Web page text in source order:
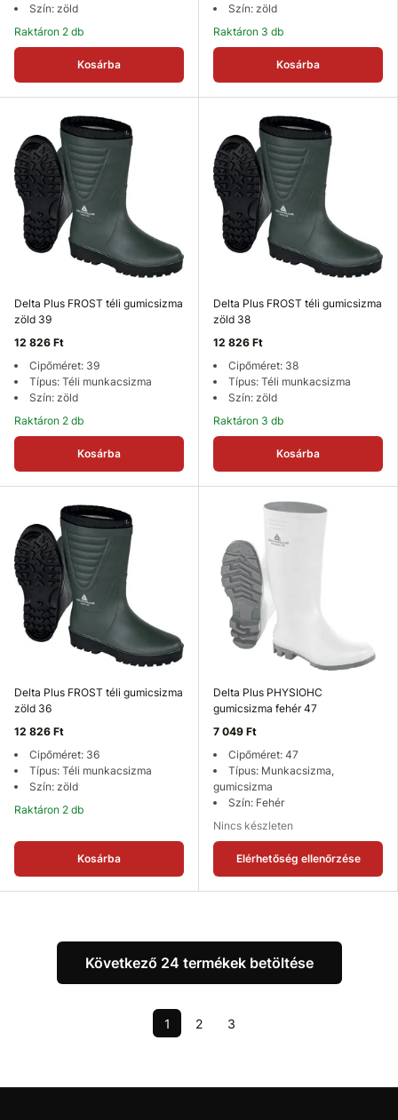
Szín: zöld
Raktáron 2 db
Kosárba
Szín: zöld
Raktáron 3 db
Kosárba
Delta Plus FROST téli gumicsizma
zöld 39
12 826 Ft
Cipőméret: 39
Típus: Téli munkacsizma
Szín: zöld
Raktáron 2 db
Kosárba
Delta Plus FROST téli gumicsizma
zöld 38
12 826 Ft
Cipőméret: 38
Típus: Téli munkacsizma
Szín: zöld
Raktáron 3 db
Kosárba
Delta Plus FROST téli gumicsizma
zöld 36
12 826 Ft
Cipőméret: 36
Típus: Téli munkacsizma
Szín: zöld
Raktáron 2 db
Kosárba
Delta Plus PHYSIOHC
gumicsizma fehér 47
7 049 Ft
Cipőméret: 47
Típus: Munkacsizma,
gumicsizma
Szín: Fehér
Nincs készleten
Elérhetőség ellenőrzése
Következő 24 termékek betöltése
1 2 3